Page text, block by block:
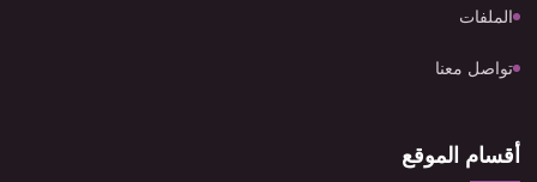
الملفات
تواصل معنا
أقسام الموقع